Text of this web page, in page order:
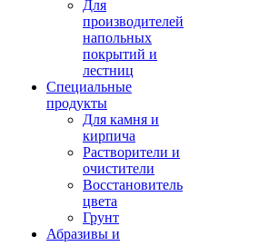
Для
производителей
напольных
покрытий и
лестниц
Специальные
продукты
Для камня и
кирпича
Растворители и
очистители
Восстановитель
цвета
Грунт
Абразивы и